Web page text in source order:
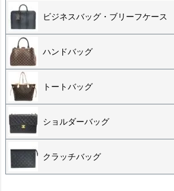
ビジネスバッグ・ブリーフケース
ハンドバッグ
トートバッグ
ショルダーバッグ
クラッチバッグ